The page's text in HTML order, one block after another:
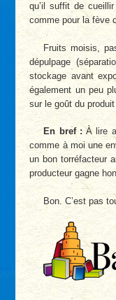
qu’il suffit de
comme pour la fève
Fruits moisis,
dépulpage
stockage avant
également un peu
sur le goût du produit
En bref :À lire
comme à moi une
un bon torréfacteur
producteur gagne
Bon. C’est pas